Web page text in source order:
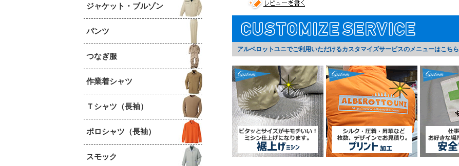
ジャケット・ブルゾン
パンツ
つなぎ服
作業着シャツ
Ｔシャツ（長袖）
ポロシャツ（長袖）
スモック
アルベロットユニでご利用いただけるカスタマイズサービスのメニューはこちら